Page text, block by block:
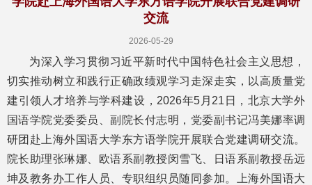
交流
2026-05-29
为深入学习贯彻习近平新时代中国特色社会主义思想，
切实推动树立和践行正确政绩观学习走深走实，以高质量党
建引领人才培养与学科建设，2026年5月21日，北京大学外
国语学院党委委员、副院长付志明，党委副书记冯美娜率调
研团赴上海外国语大学东方语学院开展联合党建调研交流。
院长助理张琳娜、欧语系副教授闵雪飞、日语系副教授岳远
坤及教务办工作人员、专职组织员随同参加。上海外国语大